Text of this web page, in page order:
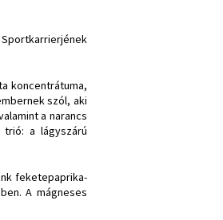
koncentrátuma,
szól, aki
a narancs
a lágyszárú
feketepaprika-
A mágneses